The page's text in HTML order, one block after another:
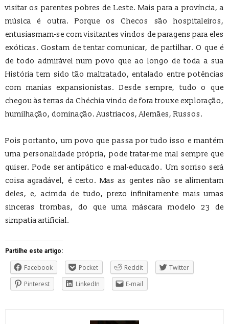
visitar os parentes pobres de Leste. Mais para a província, a
música é outra. Porque os Checos são hospitaleiros,
entusiasmam-se com visitantes vindos de paragens para eles
exóticas. Gostam de tentar comunicar, de partilhar. O que é
de todo admirável num povo que ao longo de toda a sua
História tem sido tão maltratado, entalado entre potências
com manias expansionistas. Desde sempre, tudo o que
chegou às terras da Chéchia vindo de fora trouxe exploração,
humilhação, dominação. Austriacos, Alemães, Russos.
Pois portanto, um povo que passa por tudo isso e mantém
uma personalidade própria, pode tratar-me mal sempre que
quiser. Pode ser antipático e mal-educado. Um sorriso será
coisa agradável, é certo. Mas as gentes não se alimentam
deles, e, acimda de tudo, prezo infinitamente mais umas
sinceras trombas, do que uma máscara modelo 23 de
simpatia artificial.
Partilhe este artigo:
Facebook Pocket Reddit
Twitter
Pinterest
LinkedIn E-mail